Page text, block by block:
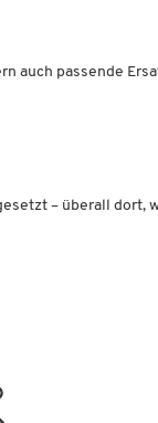
auch passende
– überall dort,